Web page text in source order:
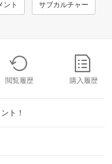
ント サブカルチャー
閲覧履歴 購入履歴
ト！